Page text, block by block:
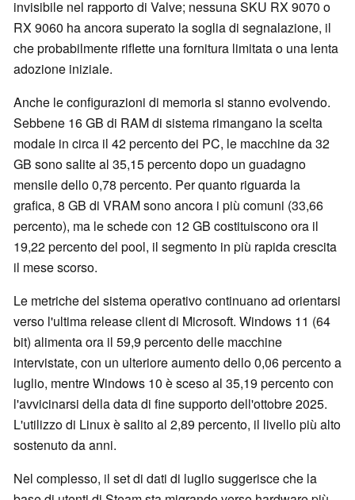
invisibile nel rapporto di Valve; nessuna SKU RX 9070 o
RX 9060 ha ancora superato la soglia di segnalazione, il
che probabilmente riflette una fornitura limitata o una lenta
adozione iniziale.
Anche le configurazioni di memoria si stanno evolvendo.
Sebbene 16 GB di RAM di sistema rimangano la scelta
modale in circa il 42 percento dei PC, le macchine da 32
GB sono salite al 35,15 percento dopo un guadagno
mensile dello 0,78 percento. Per quanto riguarda la
grafica, 8 GB di VRAM sono ancora i più comuni (33,66
percento), ma le schede con 12 GB costituiscono ora il
19,22 percento del pool, il segmento in più rapida crescita
il mese scorso.
Le metriche del sistema operativo continuano ad orientarsi
verso l'ultima release client di Microsoft. Windows 11 (64
bit) alimenta ora il 59,9 percento delle macchine
intervistate, con un ulteriore aumento dello 0,06 percento a
luglio, mentre Windows 10 è sceso al 35,19 percento con
l'avvicinarsi della data di fine supporto dell'ottobre 2025.
L'utilizzo di Linux è salito al 2,89 percento, il livello più alto
sostenuto da anni.
Nel complesso, il set di dati di luglio suggerisce che la